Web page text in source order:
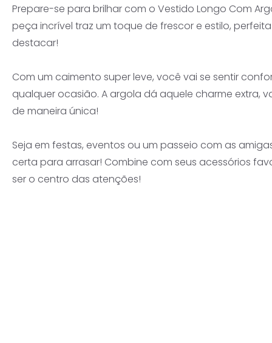
Prepare-se para brilhar com o Vestido Longo Com
peça incrível traz um toque de frescor e estilo,
destacar!
Com um caimento super leve, você vai se sentir
qualquer ocasião. A argola dá aquele charme extra,
de maneira única!
Seja em festas, eventos ou um passeio com as
certa para arrasar! Combine com seus acessórios
ser o centro das atenções!